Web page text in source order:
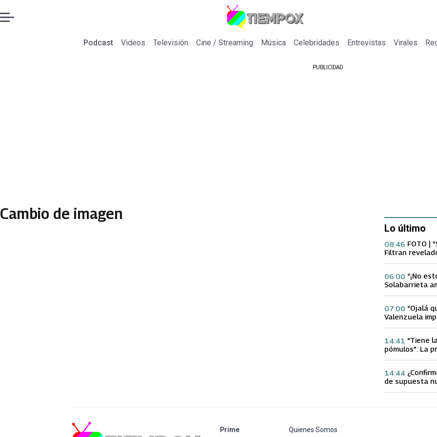
Podcast Videos Televisión Cine / Streaming Música Celebridades Entrevistas Virales
PUBLICIDAD
Cambio de imagen
Lo último
FOTO |
Filtran
08:46
“¡No
Solabarrieta
06:00
“Ojalá
Valenzuela
07:00
“Tiene
pómulos”: La
14:41
de supuesta
14:44
Primeabre en nueva pestañaQuienes Somos